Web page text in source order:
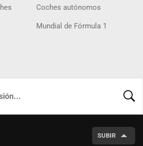
Coches autónomos
Mundial de Fórmula 1
SUBIR